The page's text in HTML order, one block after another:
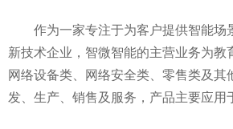
作为一家专注于为客户提供智能场
新技术企业，智微智能的主营业务为教
网络设备类、网络安全类、零售类及其
发、生产、销售及服务，产品主要应用